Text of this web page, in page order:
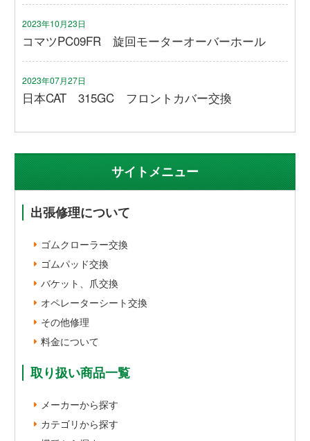
2023年10月23日
コマツPC09FR 旋回モーターオーバーホール
2023年07月27日
日本CAT 315GC フロントカバー交換
サイトメニュー
出張修理について
ゴムクローラー交換
ゴムパッド交換
バケット、爪交換
オペレーターシート交換
その他修理
料金について
取り扱い商品一覧
メーカーから探す
カテゴリから探す